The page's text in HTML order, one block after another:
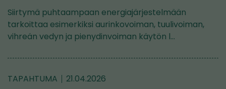
Siirtymä puhtaampaan energiajärjestelmään
tarkoittaa esimerkiksi aurinkovoiman, tuulivoiman,
vihreän vedyn ja pienydinvoiman käytön l…
TAPAHTUMA 21.04.2026